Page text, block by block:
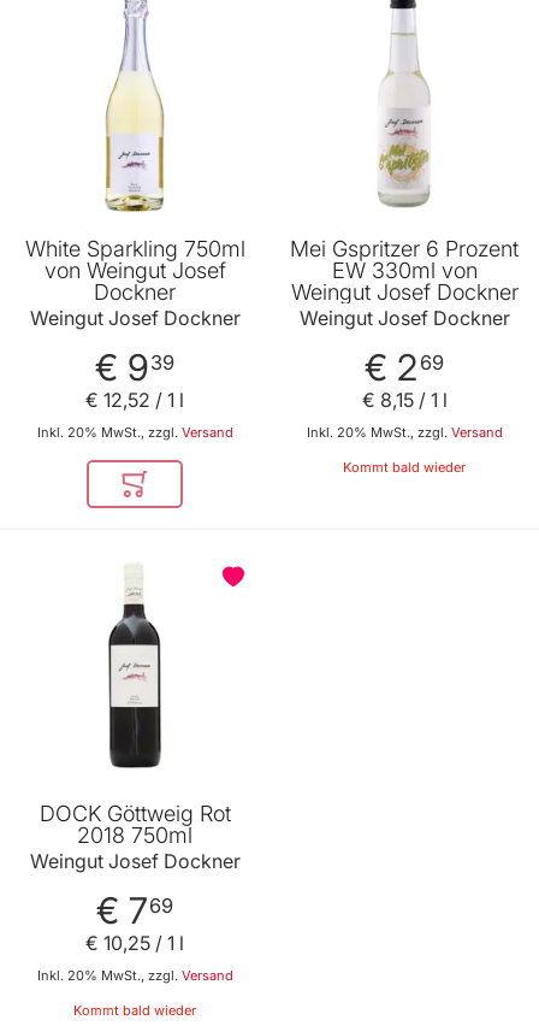
White Sparkling 750ml
von Weingut Josef
Dockner
Weingut Josef Dockner
€ 939
Inkl. 20% MwSt., zzgl. Versand
€ 12,52 / 1 l
In den Warenkorb
Mei Gspritzer 6 Prozent
EW 330ml von
Weingut Josef Dockner
Weingut Josef Dockner
€ 2 69
Inkl. 20% MwSt., zzgl. Versand
€ 8,15/ 1 l
Kommt bald wieder
DOCK Göttweig Rot
2018 750ml
Weingut Josef Dockner
€ 769
Inkl. 20% MwSt., zzgl. Versand
€ 10,25 / 1 l
Kommt bald wieder